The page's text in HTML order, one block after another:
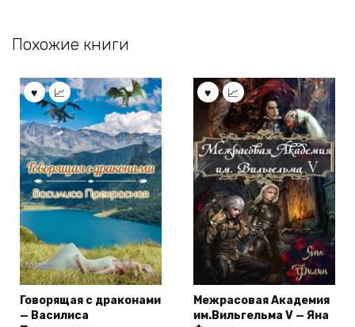
Похожие книги
Говорящая с драконами
— Василиса
Межрасовая Академия
им.Вильгельма V — Яна